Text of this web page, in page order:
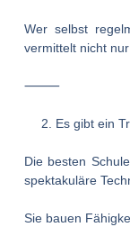
Wer selbst
vermittelt nicht
⸻
Es gibt ein
Die besten
spektakuläre
Sie bauen